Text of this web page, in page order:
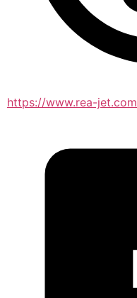
https://www.rea-jet.com